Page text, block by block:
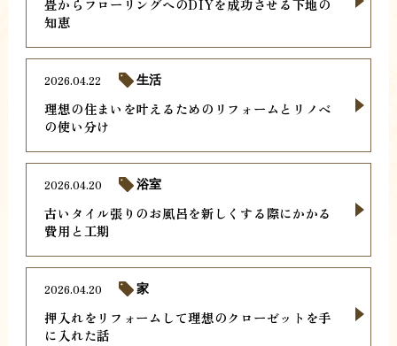
畳からフローリングへのDIYを成功させる下地の
知恵
理想の住まいを叶えるためのリフォームとリノベ
の使い分け
2026.04.22 生活
古いタイル張りのお風呂を新しくする際にかかる
費用と工期
2026.04.20 浴室
押入れをリフォームして理想のクローゼットを手
に入れた話
2026.04.20 家